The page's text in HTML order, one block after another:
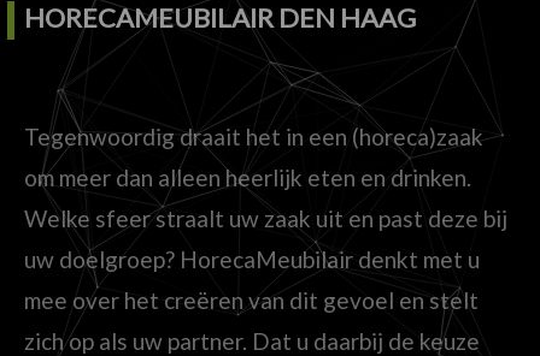
HORECAMEUBILAIR DEN HAAG
Tegenwoordig draait het in een (horeca)zaak
om meer dan alleen heerlijk eten en drinken.
Welke sfeer straalt uw zaak uit en past deze bij
uw doelgroep? HorecaMeubilair denkt met u
mee over het creëren van dit gevoel en stelt
zich op als uw partner. Dat u daarbij de keuze